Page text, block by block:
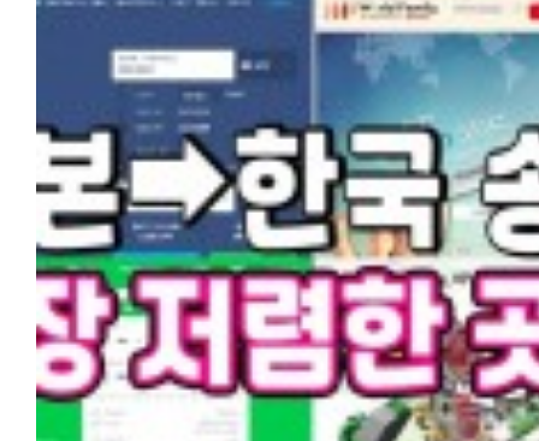
https://korean.co.jp/life2/11 재일한국인이 추천하는 일본 신용카드
7선! 연회비 무료, 심사 잘 나고 혜택이 높은 카드는?
https://korean.co.jp/life2/130
정기권 활용법'에 대해 다뤄볼게요.
구약소에서 발행한 '혼인수리증명서'를 들고 영사관에 가니 금방
처리되더군요. 비자 신청 시 제출할 호적등본(고세키토본)에 제 이름이
올라간 걸 확인했을 때의 그 뭉클함! 꼭 확인하세요.
2. 두 번째 관문: "사랑을 글로 증명하라고요?" (질문서 작성) 결혼비자의 꽃
(?)은 바로 질문서(質問書)입니다. 이게 제일 공이 많이 들어갔어요. 내
처음 만난 날짜, 장소, 소개자 유무, 프러포즈 경위, 사용 언어 등... 거의
소설을 쓰는 기분이었습니다. 꿀팁: 기억이 가물가물할 수 있으니 카톡 대화
기록이나 비행기 티켓 날짜를 미리 확인해두세요. 저희는 두 사람이 함
찍은 사진 2~3장도 필수였는데, 양가 부모님과 함께 찍은 사진이 있으면
'가족이 공인한 관계'라는 인상을 줘서 유리하다고 하더라고요.
3. 세 번째 관문: "먹고 살 능력은 있는가?" (신원보증과 경제력) 일본 정부가
가장 걱정하는 건 "이 외국인이 와서 세금만 축내는 거 아냐?"라는 점인
같아요. 서류: 일본인 배우자의 과세증명서, 납세증명서, 재직증명서가
필요합니다.
내 경험: 제 배우자가 당시 이직한 지 얼마 안 돼서 소득 증빙이 조금
불안했어요. 그래서 저희는 통장 잔고 증명서와 제 한국에서의 경력
증명까지 싹 다 긁어모아 "우리는 굶지 않고 잘 살 수 있다"는 의지를
강력하게 어필했습니다. (신원보증서 서명은 당연히 일본인 배우자가!)
4. 네 번째 관문: 입국관리국 방문과 '무한 대기' 모든 서류가 준비되면 관할